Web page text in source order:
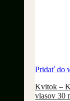
Pridať do
Kvitok –
vlasov 30